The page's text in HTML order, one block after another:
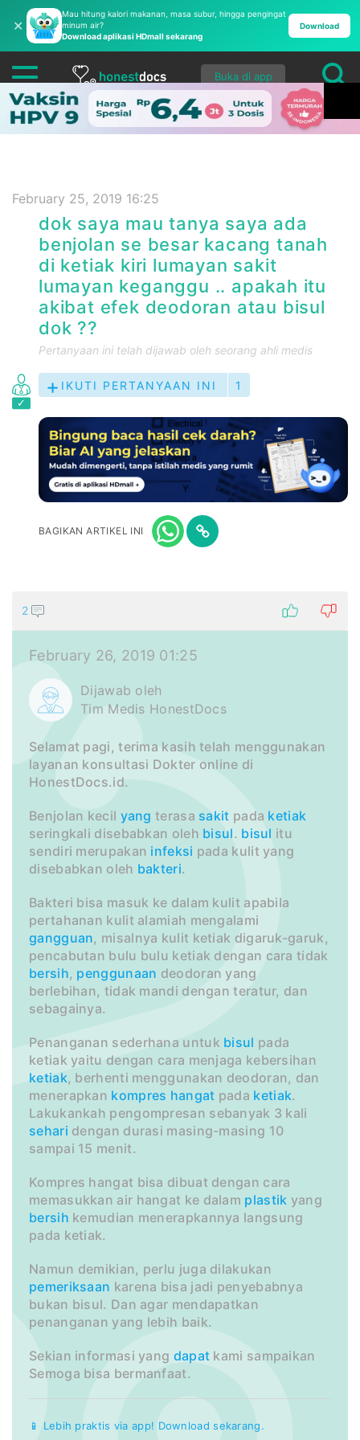
✕
Mau hitung kalori makanan, masa subur, hingga pengingat
minum air?
Download aplikasi HDmall sekarang
Download
Buka di app
February 25, 2019 16:25
dok saya mau tanya saya ada
benjolan se besar kacang tanah
di ketiak kiri lumayan sakit
lumayan keganggu .. apakah itu
akibat efek deodoran atau bisul
dok ??
Pertanyaan ini telah dijawab oleh seorang ahli medis
IKUTI PERTANYAAN INI 1
BAGIKAN ARTIKEL INI
2
February 26, 2019 01:25
Dijawab oleh
Tim Medis HonestDocs
Selamat pagi, terima kasih telah menggunakan
layanan konsultasi Dokter online di
HonestDocs.id.
Benjolan kecil yang terasa sakit pada ketiak
seringkali disebabkan oleh bisul. bisul itu
sendiri merupakan infeksi pada kulit yang
disebabkan oleh bakteri.
Bakteri bisa masuk ke dalam kulit apabila
pertahanan kulit alamiah mengalami
gangguan, misalnya kulit ketiak digaruk-garuk,
pencabutan bulu bulu ketiak dengan cara tidak
bersih, penggunaan deodoran yang
berlebihan, tidak mandi dengan teratur, dan
sebagainya.
Penanganan sederhana untuk bisul pada
ketiak yaitu dengan cara menjaga kebersihan
ketiak, berhenti menggunakan deodoran, dan
menerapkan kompres hangat pada ketiak.
Lakukankah pengompresan sebanyak 3 kali
sehari dengan durasi masing-masing 10
sampai 15 menit.
Kompres hangat bisa dibuat dengan cara
memasukkan air hangat ke dalam plastik yang
bersih kemudian menerapkannya langsung
pada ketiak.
Namun demikian, perlu juga dilakukan
pemeriksaan karena bisa jadi penyebabnya
bukan bisul. Dan agar mendapatkan
penanganan yang lebih baik.
Sekian informasi yang dapat kami sampaikan
Semoga bisa bermanfaat.
📱 Lebih praktis via app! Download sekarang.